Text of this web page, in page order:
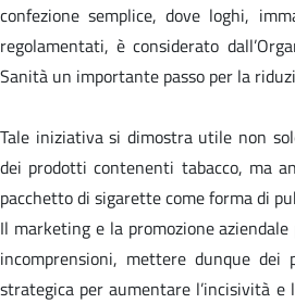
confezione semplice, dove loghi,
regolamentati, è considerato
Sanità un importante passo per la
Tale iniziativa si dimostra utile non
dei prodotti contenenti tabacco, ma
pacchetto di sigarette come forma di
Il marketing e la promozione
incomprensioni, mettere dunque dei
strategica per aumentare l’incisività e